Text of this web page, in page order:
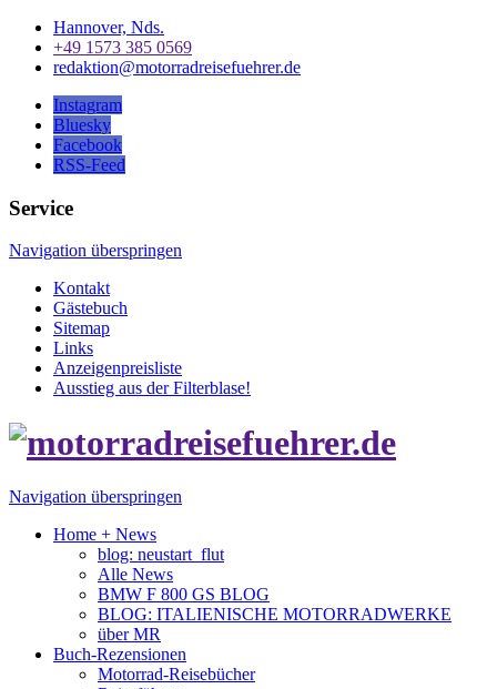
Hannover, Nds.
+49 1573 385 0569
redaktion@motorradreisefuehrer.de
Instagram
Bluesky
Facebook
RSS-Feed
Service
Navigation überspringen
Kontakt
Gästebuch
Sitemap
Links
Anzeigenpreisliste
Ausstieg aus der Filterblase!
Navigation überspringen
Home + News
blog: neustart_flut
Alle News
BMW F 800 GS BLOG
BLOG: ITALIENISCHE MOTORRADWERKE
über MR
Buch-Rezensionen
Motorrad-Reisebücher